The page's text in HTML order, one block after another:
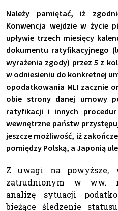
Należy pamiętać, iż
Konwencja wejdzie w życie
upływie trzech miesięcy
dokumentu ratyfikacyjnego
wyrażenia zgody) przez 5 z
w odniesieniu do konkretnej
opodatkowania MLI zacznie
obie strony danej umowy
ratyfikacji i innych
wewnętrzne państw
jeszcze możliwość, iż
pomiędzy Polską, a Japonią
Z uwagi na powyższe,
zatrudnionym w ww.
analizę sytuacji
bieżące śledzenie